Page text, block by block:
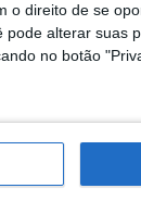
o direito de se
alterar suas
no botão